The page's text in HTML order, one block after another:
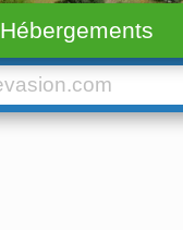
Hébergements